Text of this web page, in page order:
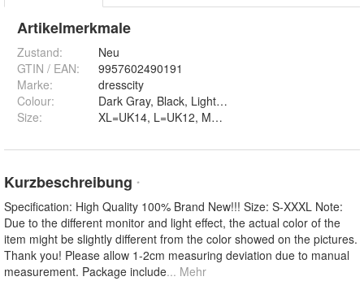
Artikelmerkmale
Zustand:
Neu
GTIN / EAN:
9957602490191
Marke:
dresscity
Colour:
Size:
Kurzbeschreibung *
Specification: High Quality 100% Brand New!!! Size: S-XXXL Note:
Due to the different monitor and light effect, the actual color of the
item might be slightly different from the color showed on the pictures.
Thank you! Please allow 1-2cm measuring deviation due to manual
measurement. Package include... Mehr